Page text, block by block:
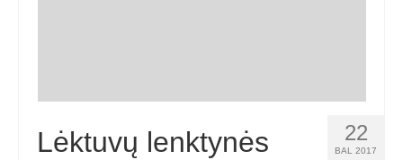
22
BAL 2017
Lėktuvų lenktynės